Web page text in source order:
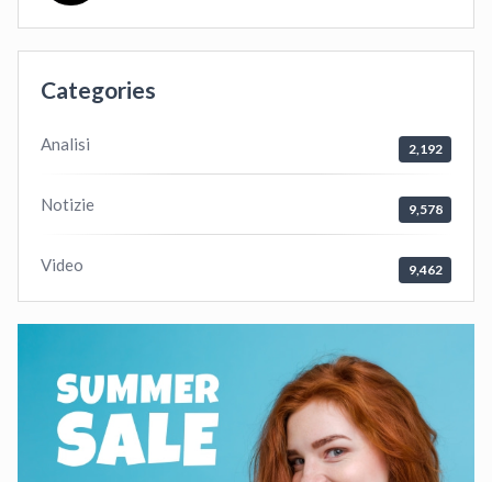
Categories
Analisi 2,192
Notizie 9,578
Video 9,462